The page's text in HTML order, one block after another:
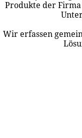
Produkte der
Wir erfassen